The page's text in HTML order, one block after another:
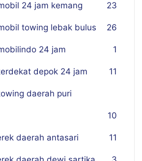
24 jam kemang 23
towing lebak bulus 26
24 jam 1
depok 24 jam 11
daerah puri
10
daerah antasari 11